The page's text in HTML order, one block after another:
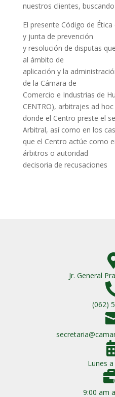
nuestros clientes,
El presente Código de
y junta de prevención
y resolución de disputas
al ámbito de
aplicación y la
de la Cámara de
Comercio e Industrias de
CENTRO), arbitrajes ad hoc
donde el Centro preste el
Arbitral, así como en los
que el Centro actúe como
árbitros o autoridad
decisoria de recusaciones
Jr. General
(062)
Lunes
9:00 am